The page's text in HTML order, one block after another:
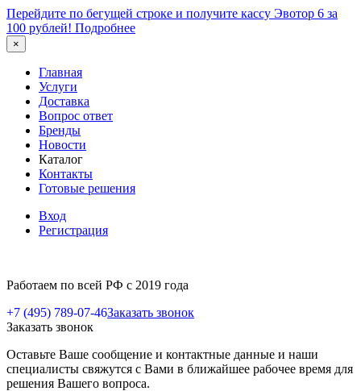
Перейдите по бегущей строке и получите кассу Эвотор 6 за
100 рублей! Подробнее
×
Главная
Услуги
Доставка
Вопрос ответ
Бренды
Новости
Каталог
Контакты
Готовые решения
Вход
Регистрация
Работаем по всей РФ с 2019 года
+7 (495) 789-07-46Заказать звонок
Заказать звонок
Оставьте Ваше сообщение и контактные данные и наши
специалисты свяжутся с Вами в ближайшее рабочее время для
решения Вашего вопроса.